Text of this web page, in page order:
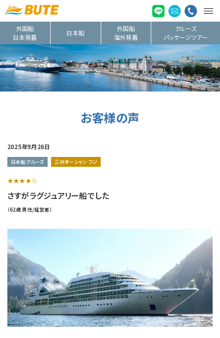
外国船
日本発着
日本船
外国船
海外発着
クルーズ
パッケージツアー
お客様の声
2025年9月26日
日本船クルーズ 三井オーシャン フジ
★★★★☆
さすがラグジュアリー船でした
（62歳 男性/経営者）